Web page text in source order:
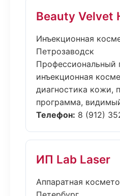
Beauty Velvet
Инъекционная
Петрозаводск
Профессиональный
инъекционная
диагностика кожи,
программа,
Телефон: 8 (912)
ИП Lab Laser
Аппаратная